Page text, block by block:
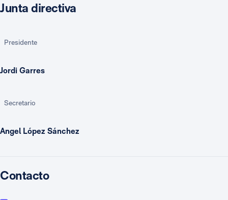
Junta directiva
Presidente
Jordi Garres
Secretario
Angel López Sánchez
Contacto